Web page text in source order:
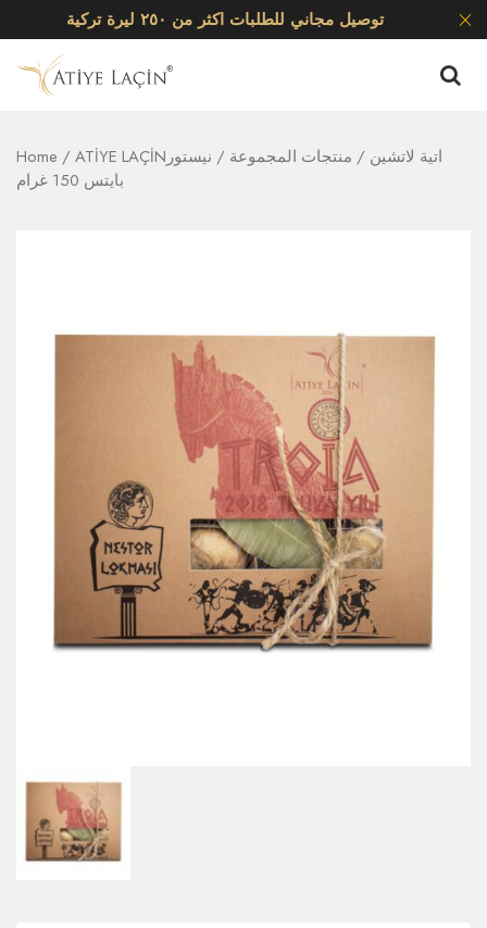
توصيل مجاني للطلبات اكثر من ٢٥٠ ليرة تركية
Home / ATİYE LAÇİNاتية لاتشين / منتجات المجموعة / نيستور
بايتس 150 غرام